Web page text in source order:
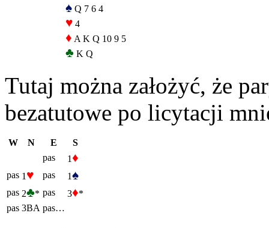
♠ Q 7 6 4
♥ 4
♦ A K Q 10 9 5
♣ K Q
Tutaj można założyć, że
bezatutowe po licytacji
W N E
S
pas
1♦
pas 1 ♥ pas 1♠
pas 2♣* pas 3♦*
pas 3BA pas…